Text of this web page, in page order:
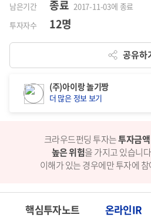
남은기간
종료 2017-11-03에 종료
투자자수
12명
공유하
크라우드펀딩 투자는투자금
높은 위험을 가지고 있습니
이해가 있는 경우에만 투자에
(주)아이랑 놀기짱
더 많은 정보 보기
핵심투자노트 온라인IR